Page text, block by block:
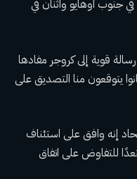
في جنوب أوهايو واثنان في
قوية إلى كروجر مفادها
يتوقعون منا التصديق على
إنه وافق على استئناف
للتفاوض على اتفاق